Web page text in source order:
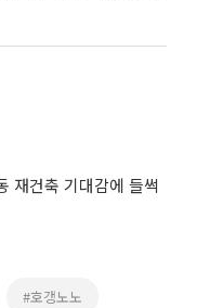
재건축 기대감에 들썩
#호갱노노